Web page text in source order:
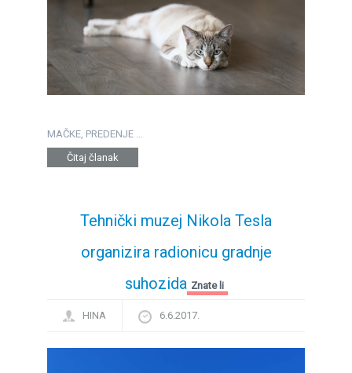
MAČKE, PREDENJE ...
Čitaj članak
Tehnički muzej Nikola Tesla
organizira radionicu gradnje
suhozida Znate li
HINA 6.6.2017.